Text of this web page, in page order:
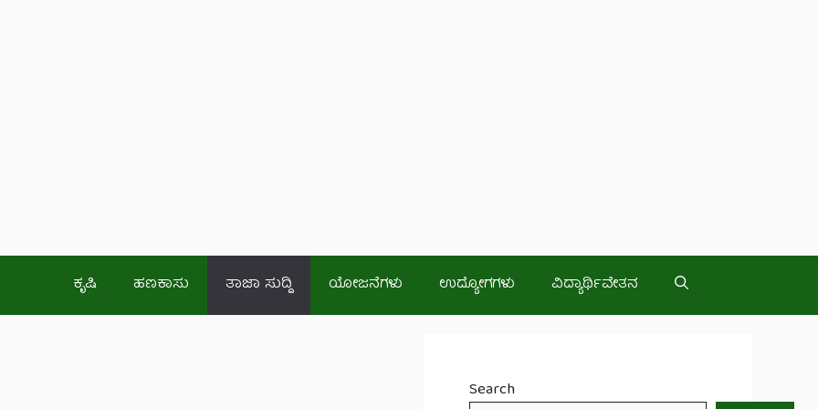
ಕೃಷಿ ಹಣಕಾಸು ತಾಜಾ ಸುದ್ದಿ ಯೋಜನೆಗಳು ಉದ್ಯೋಗಗಳು ವಿದ್ಯಾರ್ಥಿವೇತನ
Search